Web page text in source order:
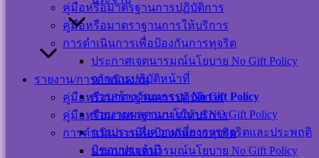
คู่มือหรือมาตรฐานการปฏิบัติการ
คู่มือหรือมาตราฐานการให้บริการ
การดำเนินการเพื่อป้องกันการทุจริต
ประกาศเจตนารมณ์นโยบาย No Gift Policy
จากการปฏิบัติหน้าที่
การสร้างวัฒนธรรมNo Gift Policy
รายงานผลตามนโยบาย NO Gift Policy
การประเมินความเสี่ยงการทุจริตและประพฤติ
มิชอบประจำปี
รายงาน/การดำเนินงาน
คู่มือหรือมาตรฐานการปฏิบัติการ
คู่มือหรือมาตราฐานการให้บริการ
การดำเนินการเพื่อป้องกันการทุจริต
ประกาศเจตนารมณ์นโยบาย No Gift Policy
คุ้มครองข้อมูล
ส่วนบุคคล และ
การใช้งานคุกกี้
รักษาความ
มั่นคงปลอดภัย
©สงวนลิขสิทธิ์ เทศบาลตำบลปากพะยูน.